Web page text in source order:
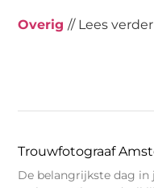
Overig // Lees verder
Trouwfotograaf
De belangrijkste dag